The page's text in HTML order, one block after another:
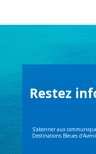
Restez
S'abonner aux
Destinations Bleues